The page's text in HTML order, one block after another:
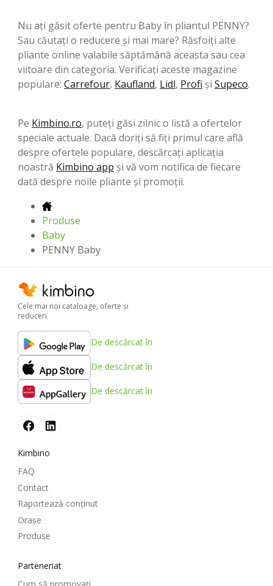
Nu ați găsit oferte pentru Baby în pliantul PENNY?
Sau căutați o reducere și mai mare? Răsfoiți alte
pliante online valabile săptămână aceasta sau cea
viitoare din categoria. Verificați aceste magazine
populare: Carrefour, Kaufland, Lidl, Profi şi Supeco.
Pe Kimbino.ro, puteți găsi zilnic o listă a ofertelor
speciale actuale. Dacă doriți să fiți primul care află
despre ofertele populare, descărcați aplicația
noastră Kimbino app și vă vom notifica de fiecare
dată despre noile pliante și promoții.
Produse
Baby
PENNY Baby
Cele mai noi cataloage, oferte şi
reduceri
De descărcat în
De descărcat în
De descărcat în
Kimbino
FAQ
Contact
Raportează conținut
Oraşe
Produse
Parteneriat